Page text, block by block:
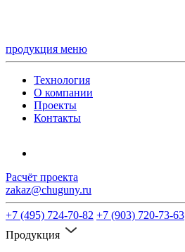
продукция меню
Технология
О компании
Проекты
Контакты
Расчёт проекта
zakaz@chuguny.ru
+7 (495) 724-70-82 +7 (903) 720-73-63
Продукция